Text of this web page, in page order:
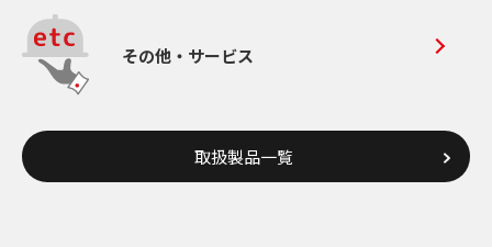
その他・サービス
取扱製品一覧